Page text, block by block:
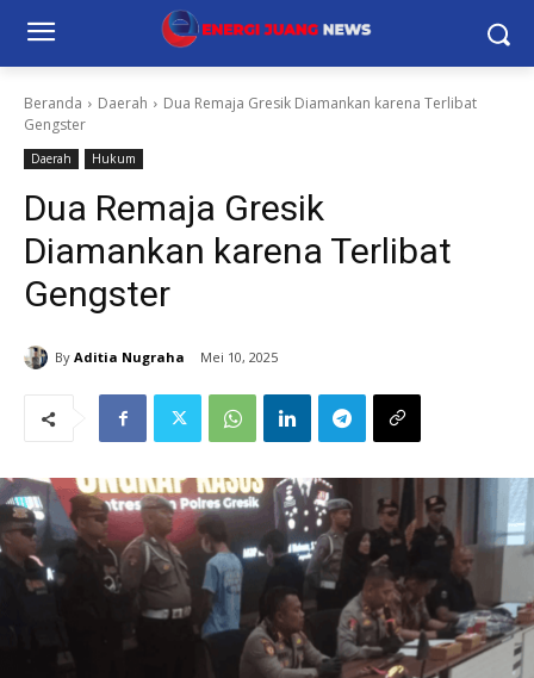
Beranda Daerah
Dua Remaja Gresik Diamankan karena Terlibat
Gengster
Daerah Hukum
Dua Remaja Gresik
Diamankan karena Terlibat
Gengster
By Aditia Nugraha Mei 10, 2025